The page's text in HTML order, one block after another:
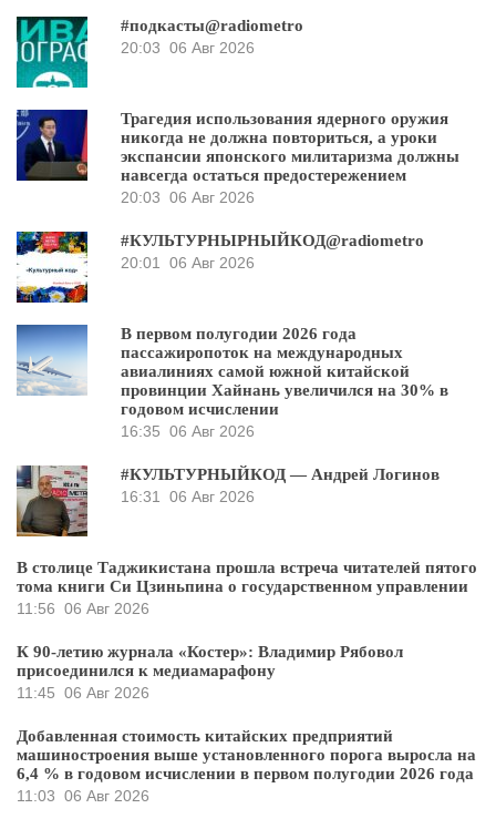
#подкасты@radiometro
20:03 06 Авг 2026
Трагедия использования ядерного оружия
никогда не должна повториться, а уроки
экспансии японского милитаризма должны
навсегда остаться предостережением
20:03 06 Авг 2026
#КУЛЬТУРНЫРНЫЙКОД@radiometro
20:01
06 Авг 2026
В первом полугодии 2026 года
пассажиропоток на международных
авиалиниях самой южной китайской
провинции Хайнань увеличился на 30% в
годовом исчислении
16:35 06 Авг 2026
#КУЛЬТУРНЫЙКОД — Андрей Логинов
16:31
06 Авг 2026
В столице Таджикистана прошла встреча читателей пятого
тома книги Си Цзиньпина о государственном управлении
11:56 06 Авг 2026
К 90-летию журнала «Костер»: Владимир Рябовол
присоединился к медиамарафону
11:45 06 Авг 2026
Добавленная стоимость китайских предприятий
машиностроения выше установленного порога выросла на
6,4 % в годовом исчислении в первом полугодии 2026 года
11:03 06 Авг 2026